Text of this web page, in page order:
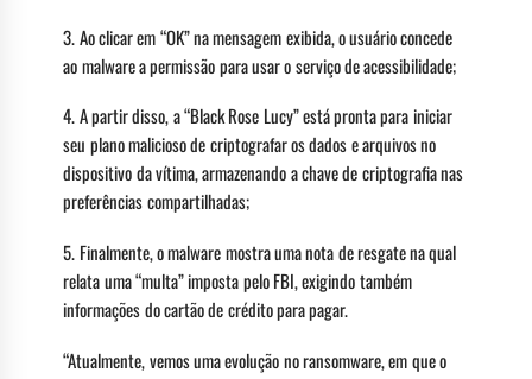
3. Ao clicar em “OK” na mensagem exibida, o usuário concede
ao malware a permissão para usar o serviço de acessibilidade;
4. A partir disso, a “Black Rose Lucy” está pronta para iniciar
seu plano malicioso de criptografar os dados e arquivos no
dispositivo da vítima, armazenando a chave de criptografia nas
preferências compartilhadas;
5. Finalmente, o malware mostra uma nota de resgate na qual
relata uma “multa” imposta pelo FBI, exigindo também
informações do cartão de crédito para pagar.
“Atualmente, vemos uma evolução no ransomware, em que o